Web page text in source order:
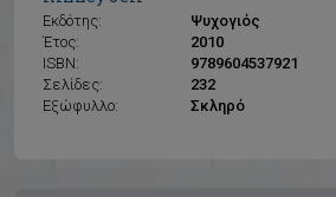
Εκδότης:
Ψυχογιός
Έτος:
2010
ISBN:
9789604537921
Σελίδες:
232
Εξώφυλλο:
Σκληρό